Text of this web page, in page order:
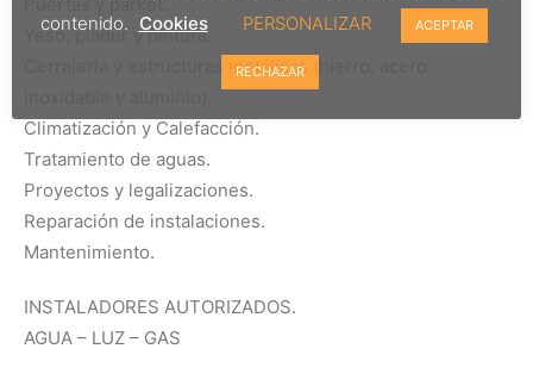
Yeso, pladur y pintura.
Cerrajería y estructuras metálicas (hierro, acero
Climatización y Calefacción.
Tratamiento de aguas.
Proyectos y legalizaciones.
Reparación de instalaciones.
Mantenimiento.
INSTALADORES AUTORIZADOS.
AGUA – LUZ – GAS
contenido. Cookies PERSONALIZAR ACEPTAR
RECHAZAR